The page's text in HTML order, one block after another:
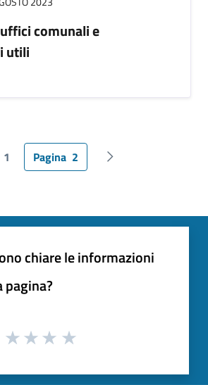
comunali e
utili
precedente
1 Pagina 2 Pagina successiva
chiare le informazioni
pagina?